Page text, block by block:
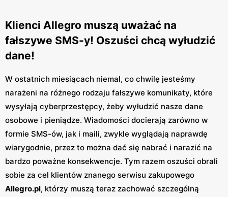
Klienci Allegro muszą uważać na
fałszywe SMS-y! Oszuści chcą wyłudzić
dane!
W ostatnich miesiącach niemal, co chwilę jesteśmy
narażeni na różnego rodzaju fałszywe komunikaty, które
wysyłają cyberprzestępcy, żeby wyłudzić nasze dane
osobowe i pieniądze. Wiadomości docierają zarówno w
formie SMS-ów, jak i maili, zwykle wyglądają naprawdę
wiarygodnie, przez to można dać się nabrać i narazić na
bardzo poważne konsekwencje. Tym razem oszuści obrali
sobie za cel klientów znanego serwisu zakupowego
Allegro.pl, którzy muszą teraz zachować szczególną